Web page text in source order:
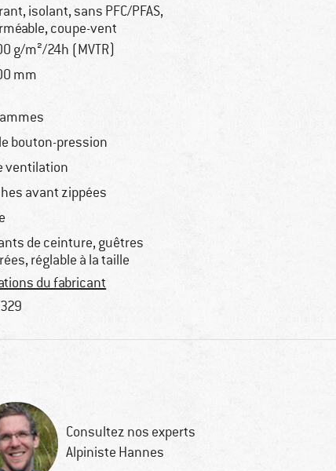
isolant, sans PFC/PFAS,
coupe-vent
g/m²/24h (MVTR)
mm
bouton-pression
ventilation
avant zippées
de ceinture, guêtres
réglable à la taille
du fabricant
Consultez nos experts
Alpiniste Hannes